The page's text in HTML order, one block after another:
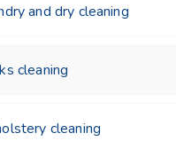
and dry cleaning
cleaning
cleaning